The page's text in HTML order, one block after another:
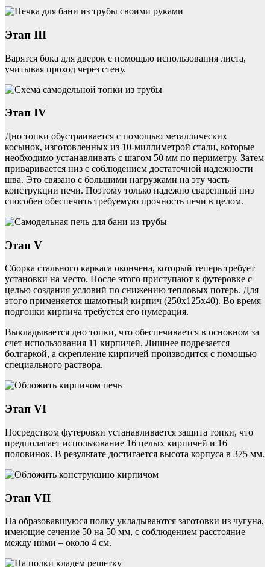
Этап III
Варятся бока для дверок с помощью использования листа,
учитывая проход через стену.
Этап IV
Дно топки обустраивается с помощью металлических
косынок, изготовленных из 10-миллиметрой стали, которые
необходимо устанавливать с шагом 50 мм по периметру. Затем
приваривается низ с соблюдением достаточной надежности
шва. Это связано с большими нагрузками на эту часть
конструкции печи. Поэтому только надежно сваренный низ
способен обеспечить требуемую прочность печи в целом.
Этап V
Сборка стального каркаса окончена, который теперь требует
установки на место. После этого приступают к футеровке с
целью создания условий по снижению тепловых потерь. Для
этого применяется шамотный кирпич (250x125x40). Во время
подгонки кирпича требуется его нумерация.
Выкладывается дно топки, что обеспечивается в основном за
счет использования 11 кирпичей. Лишнее подрезается
болгаркой, а скрепление кирпичей производится с помощью
специального раствора.
Этап VI
Посредством футеровки устанавливается защита топки, что
предполагает использование 16 целых кирпичей и 16
половинок. В результате достигается высота корпуса в 375 мм.
Этап VII
На образовавшуюся полку укладываются заготовки из чугуна,
имеющие сечение 50 на 50 мм, с соблюдением расстояние
между ними – около 4 см.